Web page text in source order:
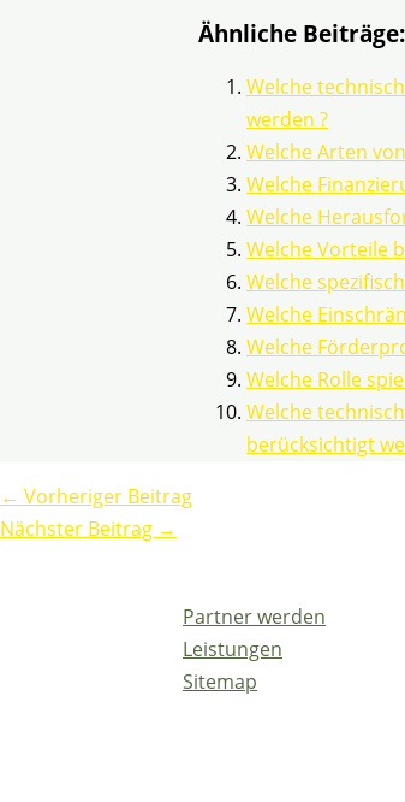
Ähnliche Beiträge:
Welche
werden ?
Welche Arten
Welche
Welche
Welche Vorteile
Welche
Welche
Welche
Welche Rolle
Welche
berücksichtigt
← Vorheriger Beitrag
Nächster Beitrag →
Partner werden
Leistungen
Sitemap